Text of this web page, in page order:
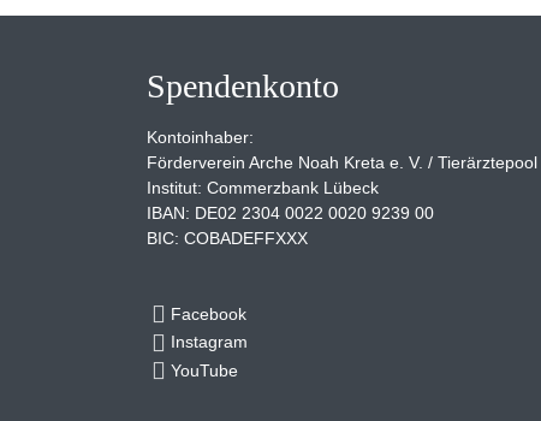
Spendenkonto
Kontoinhaber:
Förderverein Arche Noah Kreta e. V. / Tierärztepool
Institut: Commerzbank Lübeck
IBAN: DE02 2304 0022 0020 9239 00
BIC: COBADEFFXXX
Facebook
Instagram
YouTube